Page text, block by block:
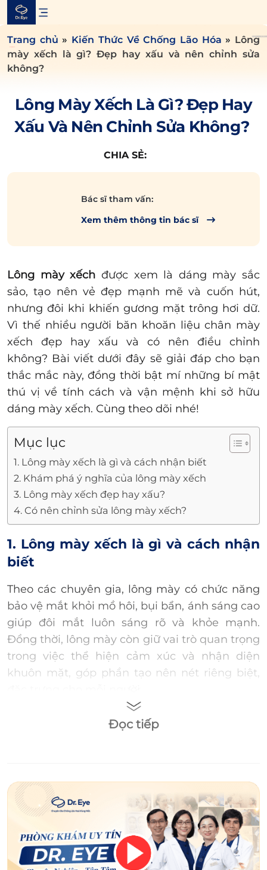
Skip
content
Trang chủ » Kiến Thức Về Chống Lão Hóa » Lông
mày xếch là gì? Đẹp hay xấu và nên chỉnh sửa
không?
Lông Mày Xếch Là Gì? Đẹp Hay
Xấu Và Nên Chỉnh Sửa Không?
CHIA SẺ:
Bác sĩ tham vấn:
Xem thêm thông tin bác sĩ
Lông mày xếch được xem là dáng mày sắc
sảo, tạo nên vẻ đẹp mạnh mẽ và cuốn hút,
nhưng đôi khi khiến gương mặt trông hơi dữ.
Vì thế nhiều người băn khoăn liệu chân mày
xếch đẹp hay xấu và có nên điều chỉnh
không? Bài viết dưới đây sẽ giải đáp cho bạn
thắc mắc này, đồng thời bật mí những bí mật
thú vị về tính cách và vận mệnh khi sở hữu
dáng mày xếch. Cùng theo dõi nhé!
Mục lục
1. Lông mày xếch là gì và cách nhận biết
2. Khám phá ý nghĩa của lông mày xếch
3. Lông mày xếch đẹp hay xấu?
4. Có nên chỉnh sửa lông mày xếch?
1. Lông mày xếch là gì và cách nhận
biết
Theo các chuyên gia, lông mày có chức năng
bảo vệ mắt khỏi mồ hôi, bụi bẩn, ánh sáng cao
giúp đôi mắt luôn sáng rõ và khỏe mạnh.
Đồng thời, lông mày còn giữ vai trò quan trọng
trong việc thể hiện cảm xúc và nhận diện
khuôn mặt, góp phần tạo nên nét riêng biệt,
Trong đó hình dáng, màu sắc, độ dày của lông
mày chịu ảnh hưởng chủ yếu từ di truyền. Tùy
mày xếch. Tuy có hình dáng gần giống với
lông mày cánh cung, nhưng điểm khác biệt
của chân mày xếch là phần đuôi vểnh cao về
phía thái dương, tạo ra đường dốc nghiêng
giữa đầu và đuôi lông mày.
Đọc tiếp